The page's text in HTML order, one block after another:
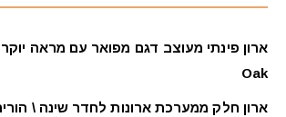
Oak
ארון חלק ממערכת ארונות לחדר שינה \